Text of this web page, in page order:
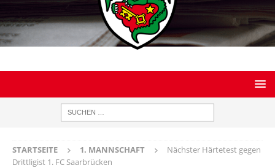
STARTSEITE 1. MANNSCHAFT
Nächster Härtetest gegen
Drittligist 1. FC Saarbrücken